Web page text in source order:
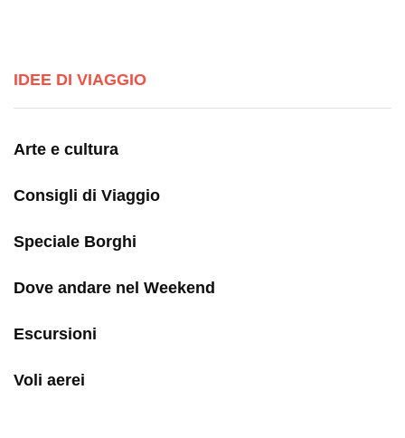
IDEE DI VIAGGIO
Arte e cultura
Consigli di Viaggio
Speciale Borghi
Dove andare nel Weekend
Escursioni
Voli aerei